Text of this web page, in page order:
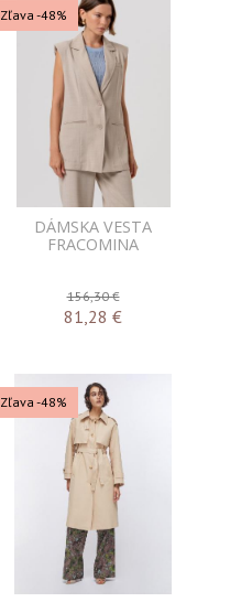
Zľava -48%
DÁMSKA VESTA
FRACOMINA
156,30 €
81,28 €
Zľava -48%